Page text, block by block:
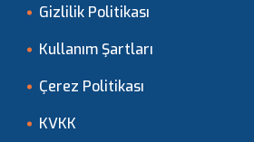
Gizlilik Politikası
Kullanım Şartları
Çerez Politikası
KVKK